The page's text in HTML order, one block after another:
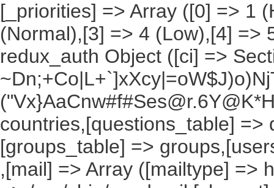
[_priorities] => Array ([0] => 1
(Normal),[3] => 4 (Low),[4] =>
redux_auth Object ([ci] =>
countries,[questions_table]
[groups_table] =>
,[mail] => Array ([mailtype] =>